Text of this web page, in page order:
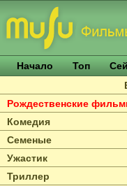
Начало Топ
Рождественские
Комедия
Семеные
Ужастик
Триллер